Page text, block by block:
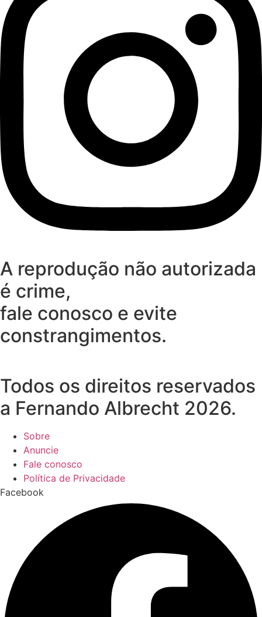
A reprodução não autorizada
é crime,
fale conosco e evite
constrangimentos.
Todos os direitos reservados
a Fernando Albrecht 2026.
Sobre
Anuncie
Fale conosco
Política de Privacidade
Facebook